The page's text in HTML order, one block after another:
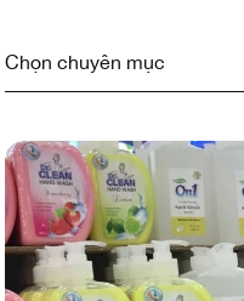
Chọn chuyên mục